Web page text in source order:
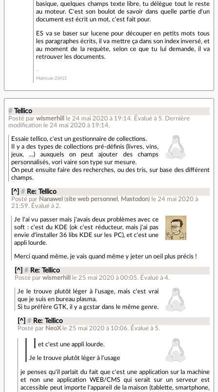
basique, quelques champs texte libre, tu délègue tout le reste
au moteur. C'est son boulot de savoir dans quelle partie d'un
document est écrit un mot, c'est fait pour.
ES va se baser sur lucene pour découper en petits mots tous
les paragraphes écrits, il va mettre ça dans son index inversé, et
au moment de la requète, selon ce que tu lui demande, il va
retrouver les documents.
Matricule 23415
# Tellico
Posté par wismerhill le 24 mai 2020 à 19:14. Évalué à 5. Dernière
modification le 24 mai 2020 à 19:14.
Essaie tellico, c'est un gestionnaire de collections.
Il y a des types de collections pré-définis (livres, vins,
jeux, …) auxquels on peut ajouter des champs
personnalisés, vori vaire son type sur mesure.
On peut ensuite faire des recherches, ou des tris, sur base des différent
champs.
[^] # Re: Tellico
Posté par Nanawel (site web personnel , Mastodon) le 24 mai 2020 à
21:59. Évalué à 2.
Je l'ai vu passer mais j'avais deux problèmes avec ce
soft : c'est du KDE (ok c'est réducteur, mais j'ai pas
envie d'installer 36 libs KDE sur les PC), et c'est une
appli lourde.
Merci quand même, je vais quand même y jeter un oeil plus précis !
[^] # Re: Tellico
Posté par wismerhill le 25 mai 2020 à 00:05. Évalué à 4.
Je le trouve plutôt léger à l'usage, mais c'est vrai
que je suis en bureau plasma.
Si tu préfère GTK, il y a gcstar dans le même genre.
[^] # Re: Tellico
Posté par NeoX le 25 mai 2020 à 10:06. Évalué à 5.
et c'est une appli lourde.
Je le trouve plutôt léger à l'usage
je penses qu'il parlait du fait que c'est une application sur la machine
et non une application WEB/CMS qui serait sur un serveur est
accessible peut importe l'appareil de la maison (tablette, smartphone,